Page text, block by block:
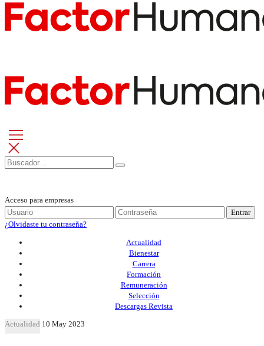
Acceso para empresas
Entrar
¿Olvidaste tu contraseña?
Actualidad
Bienestar
Carrera
Formación
Remuneración
Selección
Descargas Revista
Actualidad 10 May 2023